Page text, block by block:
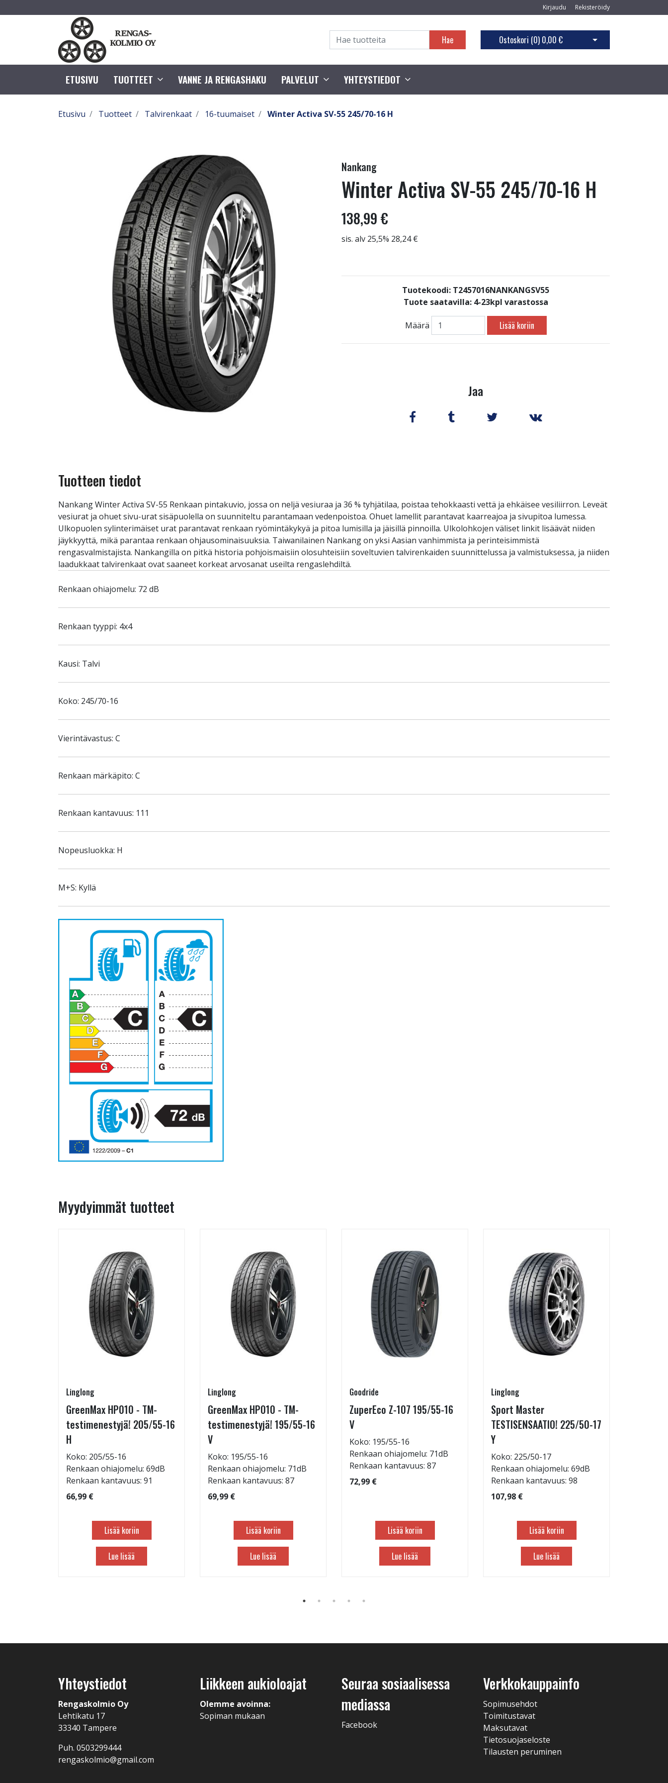
Kirjaudu Rekisteröidy
Hae Ostoskori (0) 0,00 € Avaa ostoskori
ETUSIVU TUOTTEET VANNE JA RENGASHAKU PALVELUT YHTEYSTIEDOT
Etusivu Tuotteet Talvirenkaat 16-tuumaiset Winter Activa SV-55 245/70-16 H
Nankang
Winter Activa SV-55 245/70-16 H
138,99 €
sis. alv 25,5% 28,24 €
Tuotekoodi: T2457016NANKANGSV55
Tuote saatavilla: 4-23kpl varastossa
Määrä Lisää koriin
Jaa
Tuotteen tiedot
Nankang Winter Activa SV-55 Renkaan pintakuvio, jossa on neljä vesiuraa ja 36 % tyhjätilaa, poistaa tehokkaasti vettä ja ehkäisee vesiliirron. Leveät
vesiurat ja ohuet sivu-urat sisäpuolella on suunniteltu parantamaan vedenpoistoa. Ohuet lamellit parantavat kaarreajoa ja sivupitoa lumessa.
Ulkopuolen sylinterimäiset urat parantavat renkaan ryömintäkykyä ja pitoa lumisilla ja jäisillä pinnoilla. Ulkolohkojen väliset linkit lisäävät niiden
jäykkyyttä, mikä parantaa renkaan ohjausominaisuuksia. Taiwanilainen Nankang on yksi Aasian vanhimmista ja perinteisimmistä
rengasvalmistajista. Nankangilla on pitkä historia pohjoismaisiin olosuhteisiin soveltuvien talvirenkaiden suunnittelussa ja valmistuksessa, ja niiden
laadukkaat talvirenkaat ovat saaneet korkeat arvosanat useilta rengaslehdiltä.
Renkaan ohiajomelu: 72 dB
Renkaan tyyppi: 4x4
Kausi: Talvi
Koko: 245/70-16
Vierintävastus: C
Renkaan märkäpito: C
Renkaan kantavuus: 111
Nopeusluokka: H
M+S: Kyllä
Myydyimmät tuotteet
Linglong
GreenMax HP010 - TM-
testimenestyjä! 205/55-16
H
Koko: 205/55-16
Renkaan ohiajomelu: 69dB
Renkaan kantavuus: 91
66,99 €
Lisää koriin
Lue lisää
Linglong
GreenMax HP010 - TM-
testimenestyjä! 195/55-16
V
Koko: 195/55-16
Renkaan ohiajomelu: 71dB
Renkaan kantavuus: 87
69,99 €
Lisää koriin
Lue lisää
Goodride
ZuperEco Z-107 195/55-16
V
Koko: 195/55-16
Renkaan ohiajomelu: 71dB
Renkaan kantavuus: 87
72,99 €
Lisää koriin
Lue lisää
Linglong
Sport Master
TESTISENSAATIO! 225/50-17
Y
Koko: 225/50-17
Renkaan ohiajomelu: 69dB
Renkaan kantavuus: 98
107,98 €
Lisää koriin
Lue lisää
Yhteystiedot
Rengaskolmio Oy
Lehtikatu 17
33340 Tampere
Puh. 0503299444
rengaskolmio@gmail.com
Liikkeen aukioloajat
Olemme avoinna:
Sopiman mukaan
Seuraa sosiaalisessa
mediassa
Facebook
Verkkokauppainfo
Sopimusehdot
Toimitustavat
Maksutavat
Tietosuojaseloste
Tilausten peruminen